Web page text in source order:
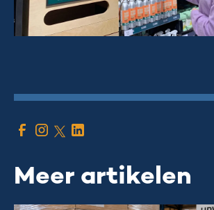
Meer artikelen